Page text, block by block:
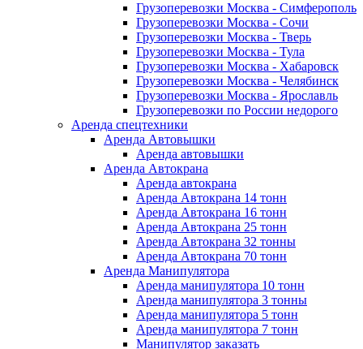
Грузоперевозки Москва - Симферополь
Грузоперевозки Москва - Сочи
Грузоперевозки Москва - Тверь
Грузоперевозки Москва - Тула
Грузоперевозки Москва - Хабаровск
Грузоперевозки Москва - Челябинск
Грузоперевозки Москва - Ярославль
Грузоперевозки по России недорого
Аренда спецтехники
Аренда Автовышки
Аренда автовышки
Аренда Автокрана
Аренда автокрана
Аренда Автокрана 14 тонн
Аренда Автокрана 16 тонн
Аренда Автокрана 25 тонн
Аренда Автокрана 32 тонны
Аренда Автокрана 70 тонн
Аренда Манипулятора
Аренда манипулятора 10 тонн
Аренда манипулятора 3 тонны
Аренда манипулятора 5 тонн
Аренда манипулятора 7 тонн
Манипулятор заказать